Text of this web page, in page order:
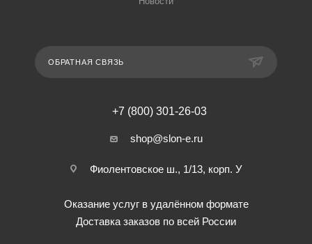
ОБРАТНАЯ СВЯЗЬ
+7 (800) 301-26-03
shop@slon-e.ru
Фиолентовское ш., 1/13, корп. У
Оказание услуг в удалённом формате
Доставка заказов по всей России